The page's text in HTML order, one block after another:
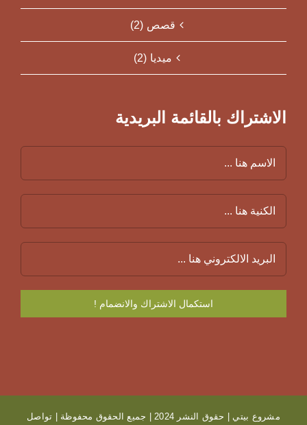
قصص (2)
ميديا (2)
الاشتراك بالقائمة البريدية
مشروع بيتي | حقوق النشر 2024 | جميع الحقوق محفوظة | تواصل